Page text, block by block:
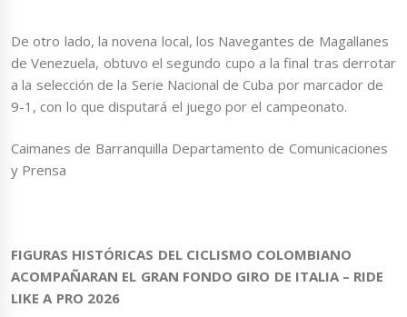
De otro lado, la novena local, los Navegantes de Magallanes
de Venezuela, obtuvo el segundo cupo a la final tras derrotar
a la selección de la Serie Nacional de Cuba por marcador de
9-1, con lo que disputará el juego por el campeonato.
Caimanes de Barranquilla Departamento de Comunicaciones
y Prensa
FIGURAS HISTÓRICAS DEL CICLISMO COLOMBIANO
ACOMPAÑARAN EL GRAN FONDO GIRO DE ITALIA – RIDE
LIKE A PRO 2026